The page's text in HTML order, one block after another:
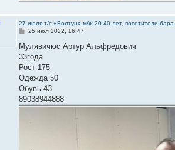
27 июля т/с «Болтун» м/ж 20-40 лет, посетители
С
о
б
щ
е
и
е
25 июл 2022, 16:47
Мулявичюс Артур Альфредович
33года
Рост 175
Одежда 50
Обувь 43
89038944888